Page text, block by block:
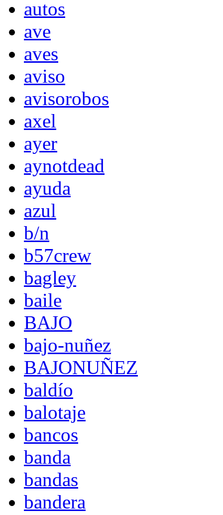
autos
ave
aves
aviso
avisorobos
axel
ayer
aynotdead
ayuda
azul
b/n
b57crew
bagley
baile
BAJO
bajo-nuñez
BAJONUÑEZ
baldío
balotaje
bancos
banda
bandas
bandera